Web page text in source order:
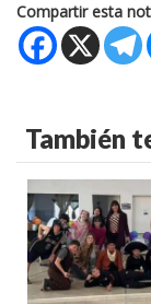
Compartir esta
También